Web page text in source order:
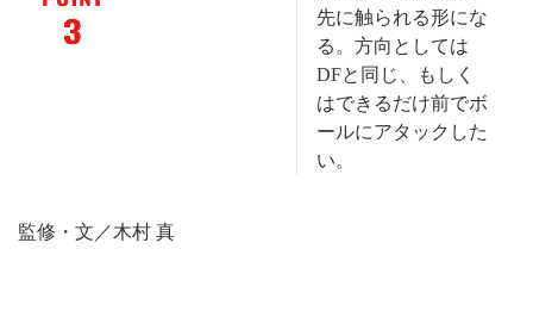
先に触られる形にな
る。方向としては
DFと同じ、もしく
はできるだけ前でボ
ールにアタックした
い。
監修・文／木村 真